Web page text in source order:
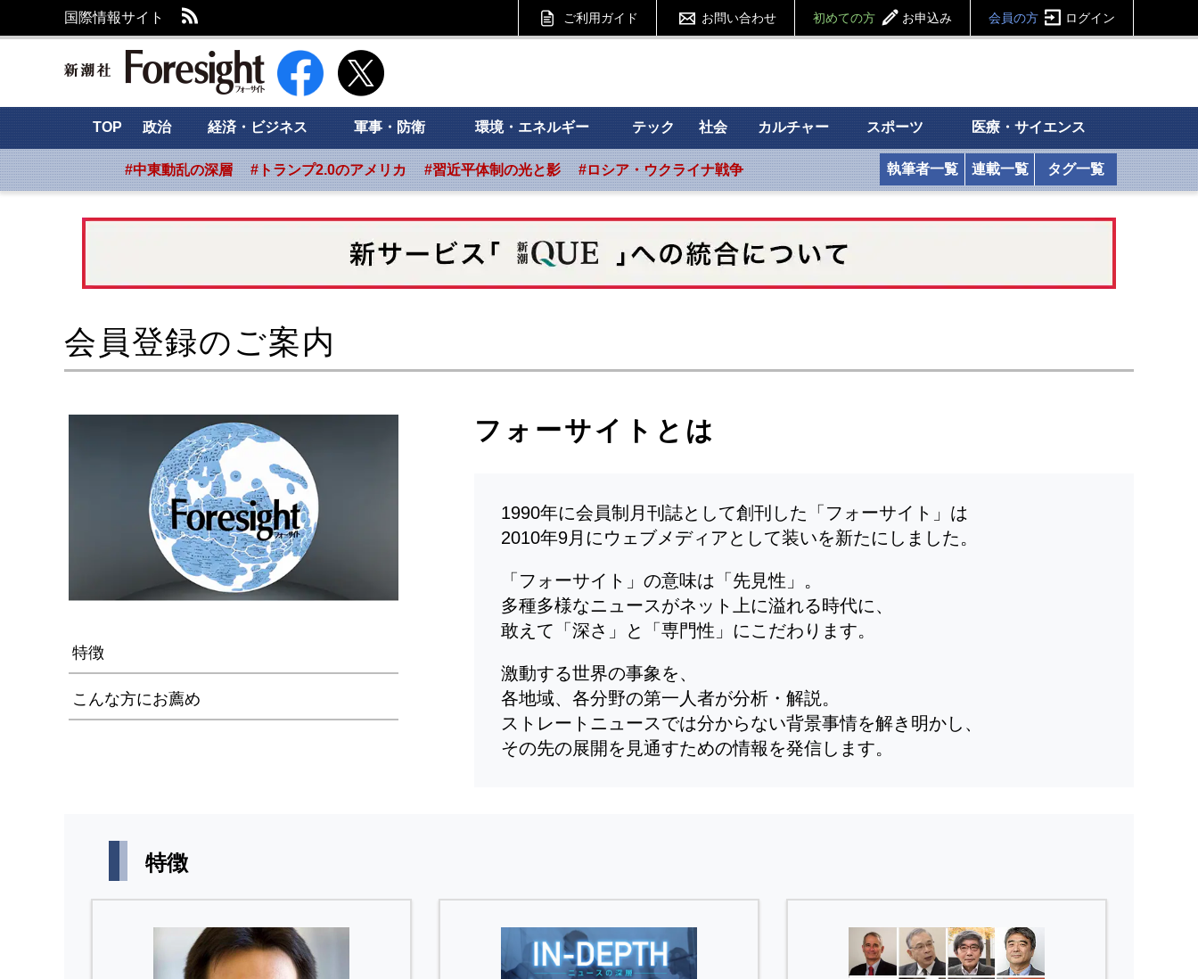
国際情報サイト ご利用ガイド お問い合わせ 初めての方 お申込み 会員の方 ログイン
新潮社 Foresight フォーサイト
TOP 政治 経済・ビジネス 軍事・防衛 環境・エネルギー テック 社会 カルチャー スポーツ 医療・サイエンス
#中東動乱の深層 #トランプ2.0のアメリカ #習近平体制の光と影 #ロシア・ウクライナ戦争 執筆者一覧 連載一覧 タグ一覧
会員登録のご案内
特徴
こんな方にお薦め
フォーサイトとは
1990年に会員制月刊誌として創刊した「フォーサイト」は
2010年9月にウェブメディアとして装いを新たにしました。
「フォーサイト」の意味は「先見性」。
多種多様なニュースがネット上に溢れる時代に、
敢えて「深さ」と「専門性」にこだわります。
激動する世界の事象を、
各地域、各分野の第一人者が分析・解説。
ストレートニュースでは分からない背景事情を解き明かし、
その先の展開を見通すための情報を発信します。
特徴